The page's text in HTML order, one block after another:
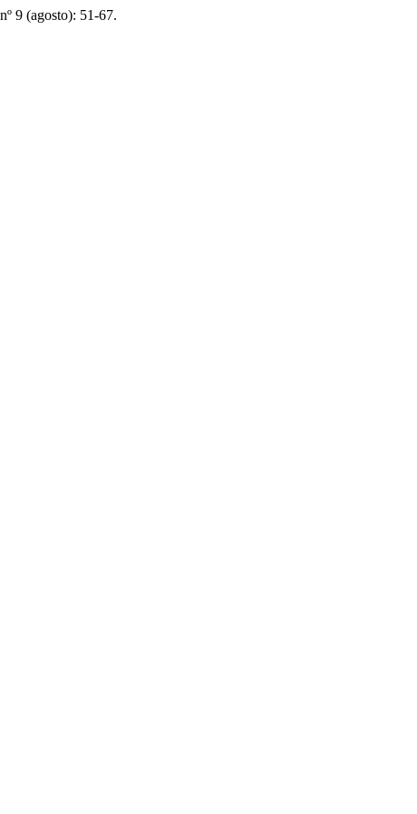
9 (agosto): 51-67.